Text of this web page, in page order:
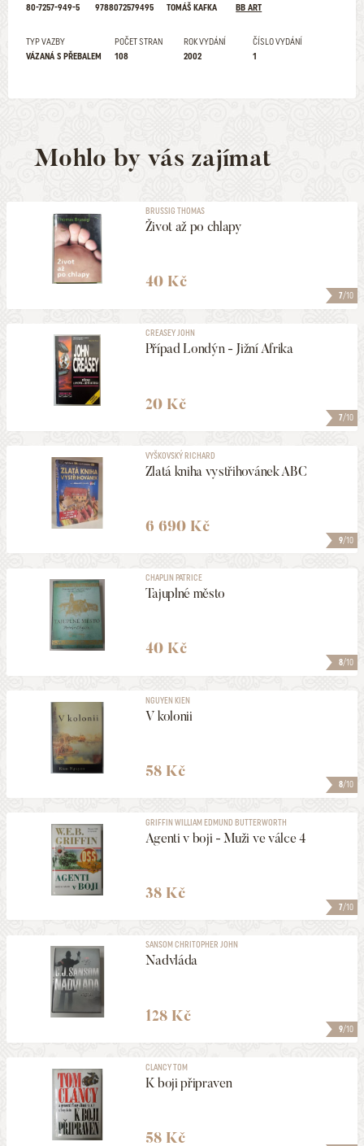
80-7257-949-5
9788072579495
TOMÁŠ KAFKA
BB ART
TYP VAZBY
VÁZANÁ S PŘEBALEM
POČET STRAN
108
ROK VYDÁNÍ
2002
ČÍSLO VYDÁNÍ
1
Mohlo by vás zajímat
7/10
BRUSSIG THOMAS
Život až po chlapy
40 Kč
7/10
CREASEY JOHN
Případ Londýn - Jižní Afrika
20 Kč
9/10
VYŠKOVSKÝ RICHARD
Zlatá kniha vystřihovánek ABC
6 690 Kč
8/10
CHAPLIN PATRICE
Tajuplné město
40 Kč
8/10
NGUYEN KIEN
V kolonii
58 Kč
7/10
GRIFFIN WILLIAM EDMUND BUTTERWORTH
Agenti v boji - Muži ve válce 4
38 Kč
9/10
SANSOM CHRITOPHER JOHN
Nadvláda
128 Kč
CLANCY TOM
K boji připraven
58 Kč